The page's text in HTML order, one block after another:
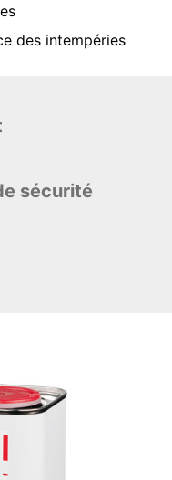
des intempéries
sécurité